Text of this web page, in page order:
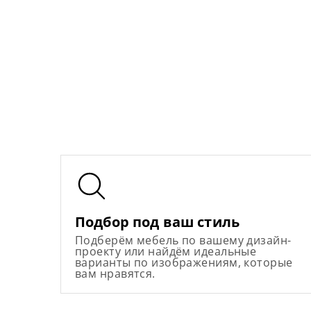
Подбор под ваш стиль
Подберём мебель по вашему дизайн-
проекту или найдём идеальные
варианты по изображениям, которые
вам нравятся.